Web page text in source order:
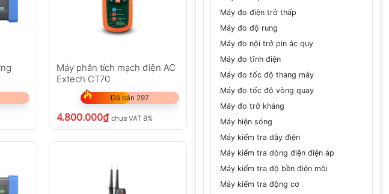
Máy đo điện trở thấp
Máy đo độ rung
Máy đo nội trở pin ắc quy
Máy đo tĩnh điện
Máy đo tốc độ thang máy
Máy đo tốc độ vòng quay
Máy đo trở kháng
Máy hiện sóng
Máy kiểm tra dây điện
Máy kiểm tra dòng điện điện áp
Máy kiểm tra độ bền điện môi
Máy kiểm tra động cơ
Máy phân tích mạch điện AC
Extech CT70
Đã bán 297
4.800.000₫ chưa VAT 8%